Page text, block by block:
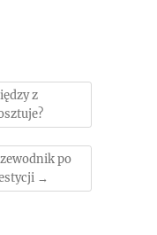
z
po
→